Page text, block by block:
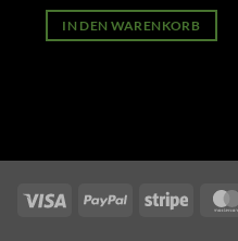
war:
499.00 €
ist:
269.00 €.
IN DEN WARENKORB
Visa PayPal Stripe